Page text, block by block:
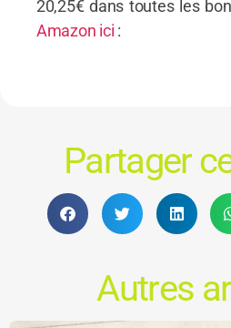
20,25€ dans toutes les
Amazon ici :
Partager
Autres